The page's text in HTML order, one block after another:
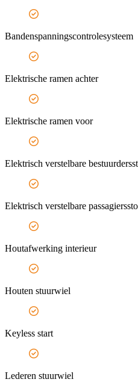
Bandenspanningscontrolesysteem
Elektrische ramen achter
Elektrische ramen voor
Elektrisch verstelbare
Elektrisch verstelbare
Houtafwerking interieur
Houten stuurwiel
Keyless start
Lederen stuurwiel